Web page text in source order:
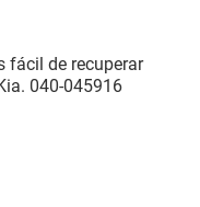
fácil de recuperar
040-045916